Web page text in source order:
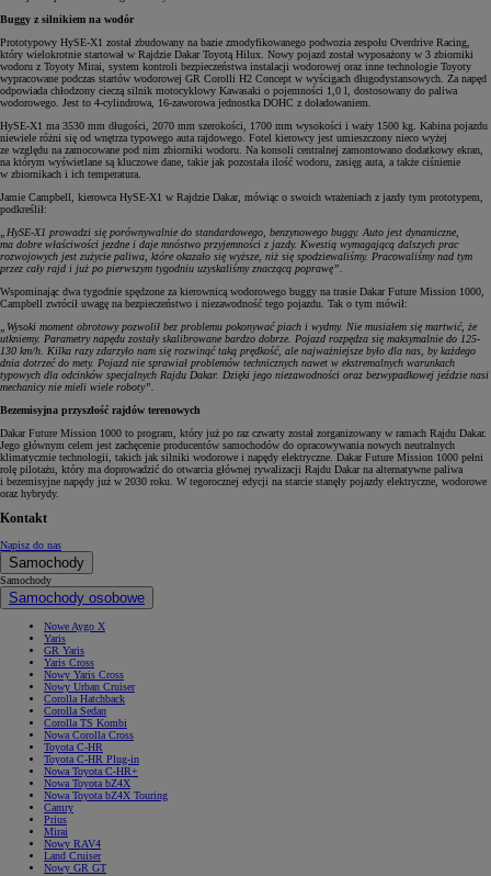
Buggy z silnikiem na wodór
Prototypowy HySE-X1 został zbudowany na bazie zmodyfikowanego podwozia zespołu Overdrive Racing,
który wielokrotnie startował w Rajdzie Dakar Toyotą Hilux. Nowy pojazd został wyposażony w 3 zbiorniki
wodoru z Toyoty Mirai, system kontroli bezpieczeństwa instalacji wodorowej oraz inne technologie Toyoty
wypracowane podczas startów wodorowej GR Corolli H2 Concept w wyścigach długodystansowych. Za napęd
odpowiada chłodzony cieczą silnik motocyklowy Kawasaki o pojemności 1,0 l, dostosowany do paliwa
wodorowego. Jest to 4-cylindrowa, 16-zaworowa jednostka DOHC z doładowaniem.
HySE-X1 ma 3530 mm długości, 2070 mm szerokości, 1700 mm wysokości i waży 1500 kg. Kabina pojazdu
niewiele różni się od wnętrza typowego auta rajdowego. Fotel kierowcy jest umieszczony nieco wyżej
ze względu na zamocowane pod nim zbiorniki wodoru. Na konsoli centralnej zamontowano dodatkowy ekran,
na którym wyświetlane są kluczowe dane, takie jak pozostała ilość wodoru, zasięg auta, a także ciśnienie
w zbiornikach i ich temperatura.
Jamie Campbell, kierowca HySE-X1 w Rajdzie Dakar, mówiąc o swoich wrażeniach z jazdy tym prototypem,
podkreślił:
„HySE-X1 prowadzi się porównywalnie do standardowego, benzynowego buggy. Auto jest dynamiczne,
ma dobre właściwości jezdne i daje mnóstwo przyjemności z jazdy. Kwestią wymagającą dalszych prac
rozwojowych jest zużycie paliwa, które okazało się wyższe, niż się spodziewaliśmy. Pracowaliśmy nad tym
przez cały rajd i już po pierwszym tygodniu uzyskaliśmy znaczącą poprawę”.
Wspominając dwa tygodnie spędzone za kierownicą wodorowego buggy na trasie Dakar Future Mission 1000,
Campbell zwrócił uwagę na bezpieczeństwo i niezawodność tego pojazdu. Tak o tym mówił:
„Wysoki moment obrotowy pozwolił bez problemu pokonywać piach i wydmy. Nie musiałem się martwić, że
utkniemy. Parametry napędu zostały skalibrowane bardzo dobrze. Pojazd rozpędza się maksymalnie do 125-
130 km/h. Kilka razy zdarzyło nam się rozwinąć taką prędkość, ale najważniejsze było dla nas, by każdego
dnia dotrzeć do mety. Pojazd nie sprawiał problemów technicznych nawet w ekstremalnych warunkach
typowych dla odcinków specjalnych Rajdu Dakar. Dzięki jego niezawodności oraz bezwypadkowej jeździe nasi
mechanicy nie mieli wiele roboty”.
Bezemisyjna przyszłość rajdów terenowych
Dakar Future Mission 1000 to program, który już po raz czwarty został zorganizowany w ramach Rajdu Dakar.
Jego głównym celem jest zachęcenie producentów samochodów do opracowywania nowych neutralnych
klimatycznie technologii, takich jak silniki wodorowe i napędy elektryczne. Dakar Future Mission 1000 pełni
rolę pilotażu, który ma doprowadzić do otwarcia głównej rywalizacji Rajdu Dakar na alternatywne paliwa
i bezemisyjne napędy już w 2030 roku. W tegorocznej edycji na starcie stanęły pojazdy elektryczne, wodorowe
oraz hybrydy.
Kontakt
Napisz do nas
Samochody
Samochody
Samochody osobowe
Nowe Aygo X
Yaris
GR Yaris
Yaris Cross
Nowy Yaris Cross
Nowy Urban Cruiser
Corolla Hatchback
Corolla Sedan
Corolla TS Kombi
Nowa Corolla Cross
Toyota C-HR
Toyota C-HR Plug-in
Nowa Toyota C-HR+
Nowa Toyota bZ4X
Nowa Toyota bZ4X Touring
Camry
Prius
Mirai
Nowy RAV4
Land Cruiser
Nowy GR GT